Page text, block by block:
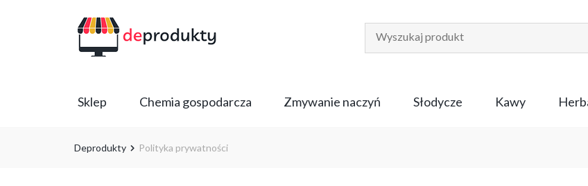
Sklep Chemia gospodarcza Zmywanie naczyń Słodycze Kawy
Deprodukty Polityka prywatności